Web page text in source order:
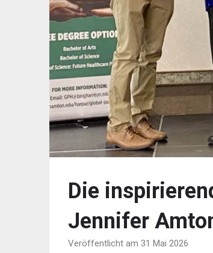
Die
Jennifer
Veröffentlicht am 31 Mai 2026